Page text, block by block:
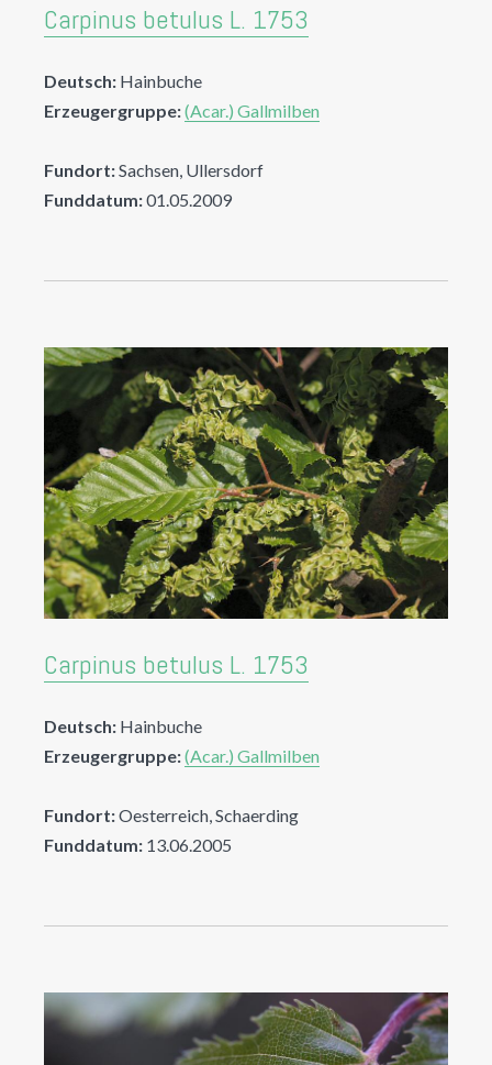
Carpinus betulus L. 1753
Deutsch: Hainbuche
Erzeugergruppe:(Acar.) Gallmilben
Fundort:Sachsen, Ullersdorf
Funddatum:01.05.2009
Carpinus betulus L. 1753
Deutsch: Hainbuche
Erzeugergruppe:(Acar.) Gallmilben
Fundort:Oesterreich, Schaerding
Funddatum: 13.06.2005